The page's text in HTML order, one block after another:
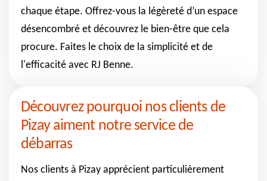
chaque étape. Offrez-vous la légèreté d’un espace
désencombré et découvrez le bien-être que cela
procure. Faites le choix de la simplicité et de
l'efficacité avec RJ Benne.
Découvrez pourquoi nos clients de
Pizay aiment notre service de
débarras
Nos clients à Pizay apprécient particulièrement